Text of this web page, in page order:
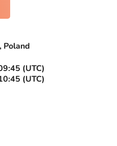
Poland
(UTC)
(UTC)